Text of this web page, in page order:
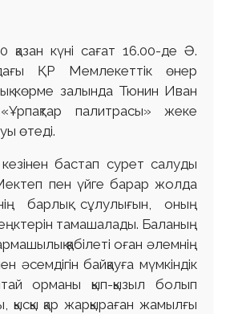
күні сағат 16.00-де Ә.
ҚР Мемлекеттік өнер
көрме залында Тюнин Иван
палитрасы» жеке
өтеді.
бастап сурет салуды
Мектеп пен үйге барар жолда
барлық сұлулығын, оның
тамашалады. Баланың
қабілеті оған әлемнің
әсемдігін байқауға мүмкіндік
орманы қып-қызыл болып
қар жарқыраған жамылғы